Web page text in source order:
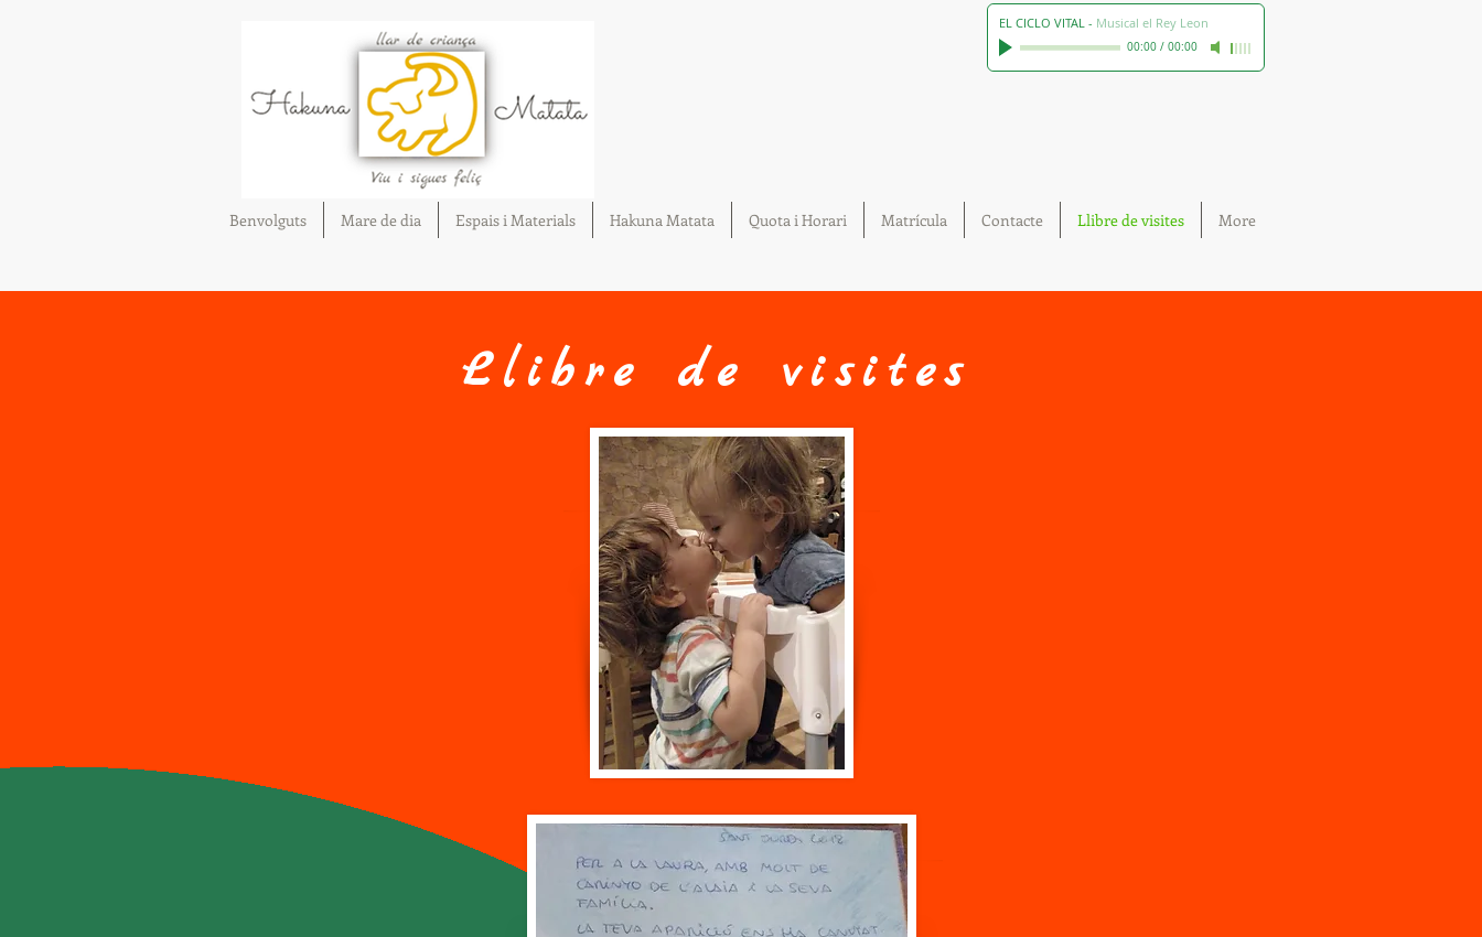
EL CICLO VITAL - Musical el Rey Leon
00:00 / 00:00
Benvolguts Mare de dia Espais i Materials Hakuna Matata Quota i Horari Matrícula Contacte Llibre de visites More
Llibre de visites